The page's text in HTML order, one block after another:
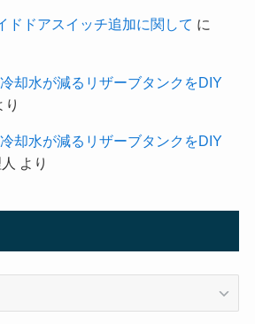
ドドアスイッチ追加に関して に
却水が減るリザーブタンクをDIY
り
却水が減るリザーブタンクをDIY
より